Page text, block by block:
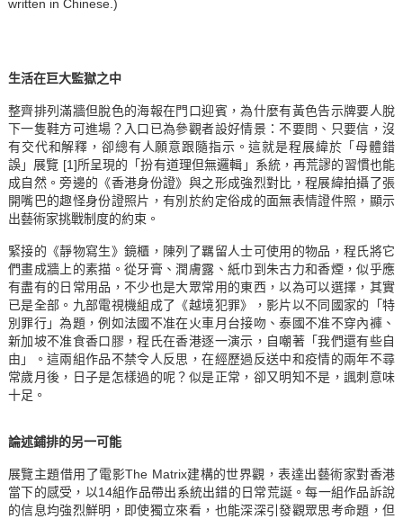
written in Chinese.)
生活在巨大監獄之中
整齊排列滿牆但脫色的海報在門口迎賓，為什麼有黃色告示牌要人脫
下一隻鞋方可進場？入口已為參觀者設好情景：不要問、只要信，沒
有交代和解釋，卻總有人願意跟隨指示。這就是程展緯於「母體錯
誤」展覽 [1]所呈現的「扮有道理但無邏輯」系統，再荒謬的習慣也能
成自然。旁邊的《香港身份證》與之形成強烈對比，程展緯拍攝了張
開嘴巴的趣怪身份證照片，有別於約定俗成的面無表情證件照，顯示
出藝術家挑戰制度的約束。
緊接的《靜物寫生》鏡櫃，陳列了羈留人士可使用的物品，程氏將它
們畫成牆上的素描。從牙膏、潤膚露、紙巾到朱古力和香煙，似乎應
有盡有的日常用品，不少也是大眾常用的東西，以為可以選擇，其實
已是全部。九部電視機組成了《越境犯罪》，影片以不同國家的「特
別罪行」為題，例如法國不准在火車月台接吻、泰國不准不穿內褲、
新加坡不准食香口膠，程氏在香港逐一演示，自嘲著「我們還有些自
由」。這兩組作品不禁令人反思，在經歷過反送中和疫情的兩年不尋
常歲月後，日子是怎樣過的呢？似是正常，卻又明知不是，諷刺意味
十足。
論述鋪排的另一可能
展覽主題借用了電影The Matrix建構的世界觀，表達出藝術家對香港
當下的感受，以14組作品帶出系統出錯的日常荒誕。每一組作品訴說
的信息均強烈鮮明，即使獨立來看，也能深深引發觀眾思考命題，但